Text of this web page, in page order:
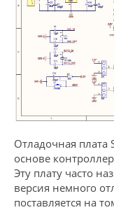
Отладочная плата
основе
Эту плату часто
версия немного
поставляется на